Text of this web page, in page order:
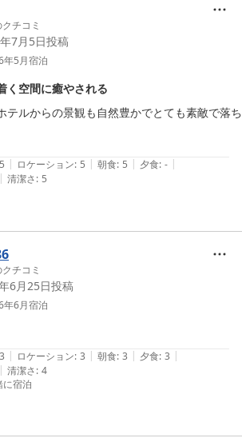
チコミ
7月5日投稿
年5月宿泊
く空間に癒やされる
テルからの景観も自然豊かでとても素敵で落ち
5 | ロケーション: 5 | 朝食: 5 | 夕食: - |
| 清潔さ: 5
チコミ
6月25日投稿
年6月宿泊
3 | ロケーション: 3 | 朝食: 3 | 夕食: 3 |
| 清潔さ: 4
宿泊